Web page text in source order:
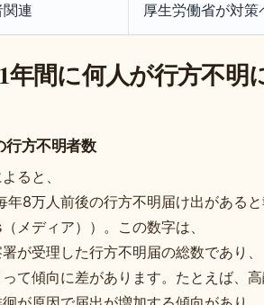
連 厚生労働省が対
年間に何人が行方不明
行方不明者数
ると、
年8万人前後の行方不明届け出がある
メディア））。この数字は、
が受理した行方不明届の総数であり、
て傾向に差があります。たとえば、